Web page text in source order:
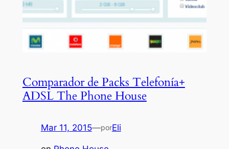
Comparador de Packs Telefonía+
ADSL The Phone House
Mar 11, 2015—porEli